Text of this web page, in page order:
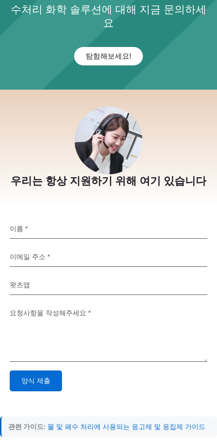
수처리 화학 솔루션에 대해 지금 문의하세
요
탐험해보세요!
우리는 항상 지원하기 위해 여기 있습니다
양식 제출
관련 가이드: 물 및 폐수 처리에 사용되는 응고제 및 응집제 가이드